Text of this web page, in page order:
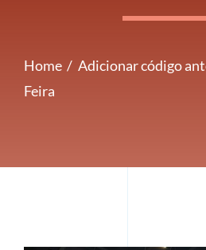
Home
Adicionar código
Feira